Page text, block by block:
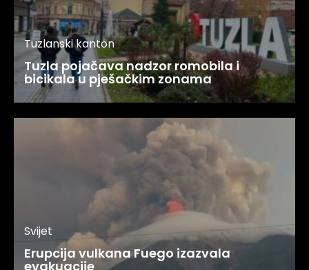
Tuzlanski kanton
Tuzla pojačava nadzor romobila i
bicikala u pješačkim zonama
Svijet
Erupcija vulkana Fuego izazvala
evakuacije